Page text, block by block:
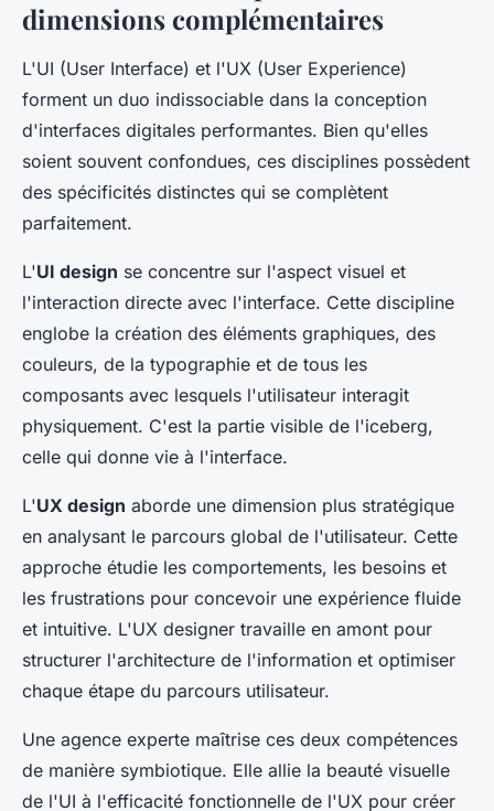
dimensions complémentaires
L'UI (User Interface) et l'UX (User Experience)
forment un duo indissociable dans la conception
d'interfaces digitales performantes. Bien qu'elles
soient souvent confondues, ces disciplines possèdent
des spécificités distinctes qui se complètent
parfaitement.
L'UI design se concentre sur l'aspect visuel et
l'interaction directe avec l'interface. Cette discipline
englobe la création des éléments graphiques, des
couleurs, de la typographie et de tous les
composants avec lesquels l'utilisateur interagit
physiquement. C'est la partie visible de l'iceberg,
celle qui donne vie à l'interface.
L'UX design aborde une dimension plus stratégique
en analysant le parcours global de l'utilisateur. Cette
approche étudie les comportements, les besoins et
les frustrations pour concevoir une expérience fluide
et intuitive. L'UX designer travaille en amont pour
structurer l'architecture de l'information et optimiser
chaque étape du parcours utilisateur.
Une agence experte maîtrise ces deux compétences
de manière symbiotique. Elle allie la beauté visuelle
de l'UI à l'efficacité fonctionnelle de l'UX pour créer